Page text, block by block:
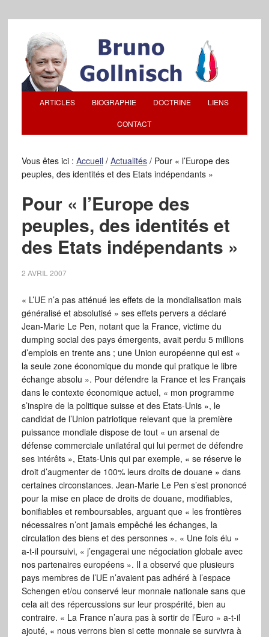
ARTICLES BIOGRAPHIE DOCTRINE LIENS
CONTACT
Vous êtes ici : Accueil / Actualités /Pour « l’Europe des
peuples, des identités et des Etats indépendants »
Pour « l’Europe des
peuples, des identités et
des Etats indépendants »
2 AVRIL 2007
« L’UE n’a pas atténué les effets de la mondialisation mais
généralisé et absolutisé » ses effets pervers a déclaré
Jean-Marie Le Pen, notant que la France, victime du
dumping social des pays émergents, avait perdu 5 millions
d’emplois en trente ans ; une Union européenne qui est «
la seule zone économique du monde qui pratique le libre
échange absolu ». Pour défendre la France et les Français
dans le contexte économique actuel, « mon programme
s’inspire de la politique suisse et des Etats-Unis », le
candidat de l’Union patriotique relevant que la première
puissance mondiale dispose de tout « un arsenal de
défense commerciale unilatéral qui lui permet de défendre
ses intérêts », Etats-Unis qui par exemple, « se réserve le
droit d’augmenter de 100% leurs droits de douane » dans
certaines circonstances. Jean-Marie Le Pen s’est prononcé
pour la mise en place de droits de douane, modifiables,
bonifiables et remboursables, arguant que « les frontières
nécessaires n’ont jamais empêché les échanges, la
circulation des biens et des personnes ». « Une fois élu »
a-t-il poursuivi, « j’engagerai une négociation globale avec
nos partenaires européens ». Il a observé que plusieurs
pays membres de l’UE n’avaient pas adhéré à l’espace
Schengen et/ou conservé leur monnaie nationale sans que
cela ait des répercussions sur leur prospérité, bien au
contraire. « La France n’aura pas à sortir de l’Euro » a-t-il
ajouté, « nous verrons bien si cette monnaie se survivra à